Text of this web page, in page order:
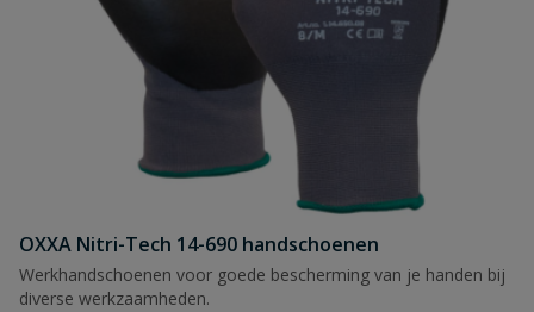
OXXA Nitri-Tech 14-690 handschoenen
Werkhandschoenen voor goede bescherming van je handen bij
diverse werkzaamheden.